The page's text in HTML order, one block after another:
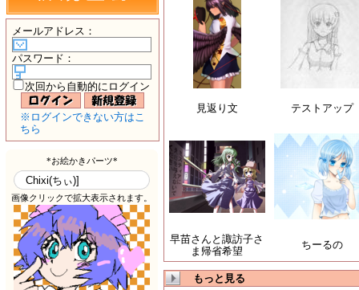
メールアドレス ：
パスワード ：
次回から自動的にログイン
※ログインできない方はこ
ちら
見返り文 テストアップ
早苗さんと諏訪子さ
ま帰省希望
ちーるの
もっと見る